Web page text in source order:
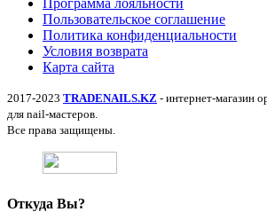
Пользовательское соглашение
Политика конфиденциальности
Условия возврата
Карта сайта
2017-2023 TRADENAILS.KZ - интернет-магазин
для nail-мастеров.
Все права защищены.
Откуда Вы?